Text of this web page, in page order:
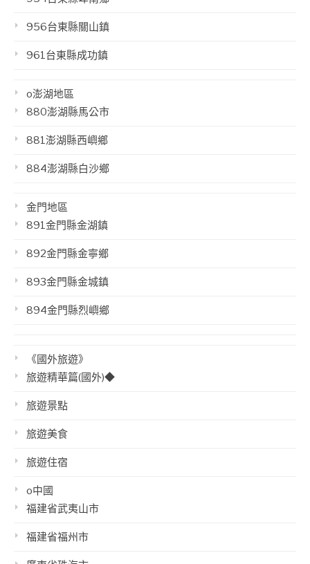
956台東縣關山鎮
961台東縣成功鎮
o澎湖地區
880澎湖縣馬公市
881澎湖縣西嶼鄉
884澎湖縣白沙鄉
金門地區
891金門縣金湖鎮
892金門縣金寧鄉
893金門縣金城鎮
894金門縣烈嶼鄉
《國外旅遊》
旅遊精華篇(國外)◆
旅遊景點
旅遊美食
旅遊住宿
o中國
福建省武夷山市
福建省福州市